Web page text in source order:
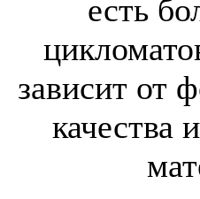
есть
зависит от
качества